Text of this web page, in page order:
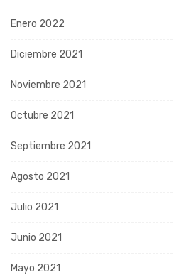
Enero 2022
Diciembre 2021
Noviembre 2021
Octubre 2021
Septiembre 2021
Agosto 2021
Julio 2021
Junio 2021
Mayo 2021